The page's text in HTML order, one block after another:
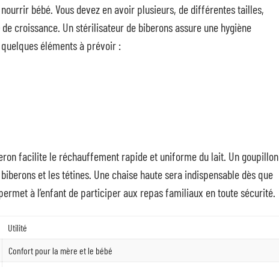
bébé. Vous devez en avoir plusieurs, de différentes tailles,
croissance. Un stérilisateur de biberons assure une hygiène
éléments à prévoir :
facilite le réchauffement rapide et uniforme du lait. Un goupillon
et les tétines. Une chaise haute sera indispensable dès que
à l’enfant de participer aux repas familiaux en toute sécurité.
Utilité
Confort pour la mère et le bébé